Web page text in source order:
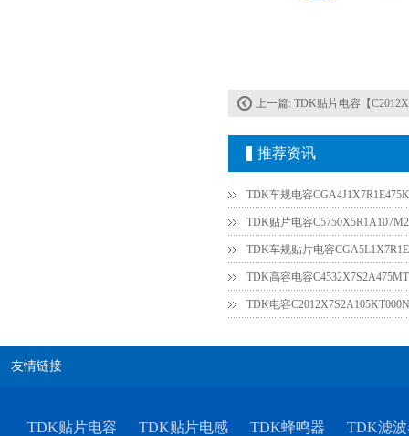
上一篇: TDK贴片电容【
推荐资讯
TDK车规电容
TDK贴片电容
TDK车规贴片电容
TDK高容电容
友情链接
TDK贴片电容 TDK贴片电感 TDK蜂鸣器 TDK滤